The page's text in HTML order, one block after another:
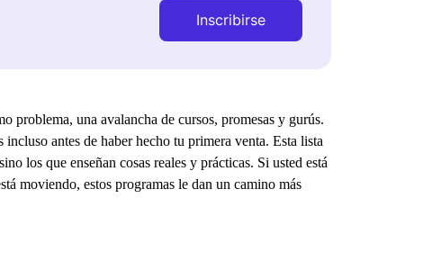
Inscribirse
problema, una avalancha de cursos, promesas y gurús.
antes de haber hecho tu primera venta. Esta lista
los que enseñan cosas reales y prácticas. Si usted está
moviendo, estos programas le dan un camino más